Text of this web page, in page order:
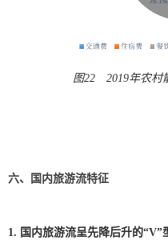
图22 2019年农村
六、国内旅游流特征
1. 国内旅游流呈先降后升的“V”